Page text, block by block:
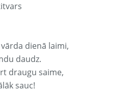
dienā laimi,
daudz.
draugu saime,
sauc!